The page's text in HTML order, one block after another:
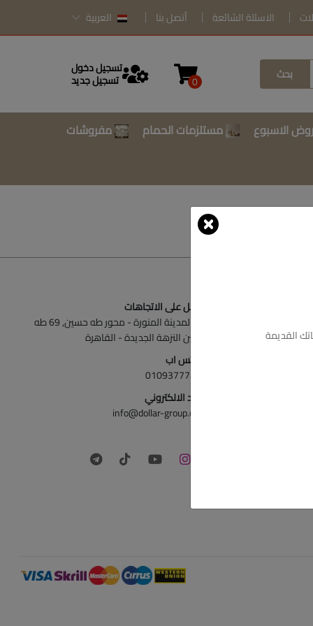
الاسئلة الشائعة أتصل بنا العربية
بحث 0
تسجيل دخول
تسجيل جديد
الاسبوع مستلزمات الحمام
مفروشات
أحصل على الاتجاهات
ش المدينة المنورة - محور طه حسين, 69 طه
حسين النزهة الجديدة - القاهرة
الواتس اب
01093777446
البريد الالكتروني
info@dollar-group.com
القديمة